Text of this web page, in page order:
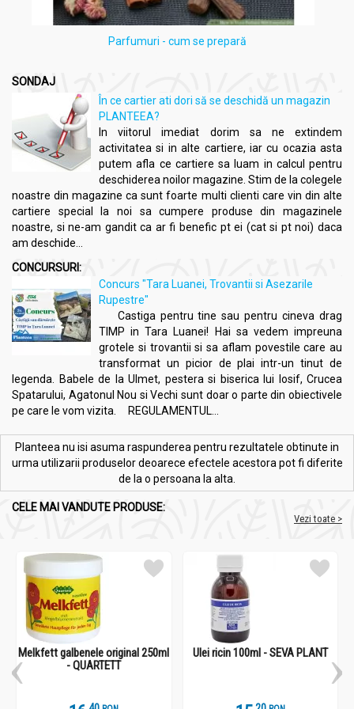
Parfumuri - cum se prepară
SONDAJ
În ce cartier ati dori să se deschidă un magazin
PLANTEEA?
In viitorul imediat dorim sa ne extindem
activitatea si in alte cartiere, iar cu ocazia asta
putem afla ce cartiere sa luam in calcul pentru
deschiderea noilor magazine. Stim de la colegele
noastre din magazine ca sunt foarte multi clienti care vin din alte
cartiere special la noi sa cumpere produse din magazinele
noastre, si ne-am gandit ca ar fi benefic pt ei (cat si pt noi) daca
am deschide...
CONCURSURI:
Concurs "Tara Luanei, Trovantii si Asezarile
Rupestre"
Castiga pentru tine sau pentru cineva drag
TIMP in Tara Luanei! Hai sa vedem impreuna
grotele si trovantii si sa aflam povestile care au
transformat un picior de plai intr-un tinut de
legenda. Babele de la Ulmet, pestera si biserica lui Iosif, Crucea
Spatarului, Agatonul Nou si Vechi sunt doar o parte din obiectivele
pe care le vom vizita. REGULAMENTUL...
Planteea nu isi asuma raspunderea pentru rezultatele obtinute in
urma utilizarii produselor deoarece efectele acestora pot fi diferite
de la o persoana la alta.
CELE MAI VANDUTE PRODUSE:
Vezi toate >
Melkfett galbenele original 250ml
- QUARTETT
Ulei ricin 100ml - SEVA PLANT